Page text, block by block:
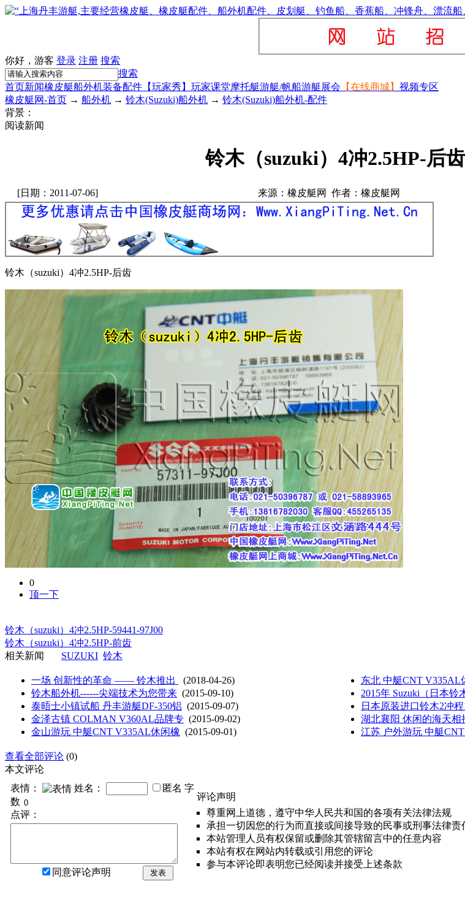
你好，游客 登录 注册 搜索
搜索
首页新闻橡皮艇船外机装备配件 【玩家秀】 玩家课堂摩托艇游艇/帆船游艇展会 【在线商城】 视频专区
橡皮艇网-首页 → 船外机 → 铃木(Suzuki)船外机 → 铃木(Suzuki)船外机-配件
背景：
阅读新闻
铃木（suzuki）4冲2.5HP-后齿
[日期：2011-07-06] 来源：橡皮艇网 作者：橡皮艇网
铃木（suzuki）4冲2.5HP-后齿
0
顶一下
铃木（suzuki）4冲2.5HP-59441-97J00
铃木（suzuki）4冲2.5HP-前齿
相关新闻
SUZUKI 铃木
一场 创新性的革命 —— 铃木推出
(2018-04-26)
铃木船外机------尖端技术为您带来 (2015-09-10)
泰晤士小镇试船 丹丰游艇DF-350铝 (2015-09-07)
金泽古镇 COLMAN V360AL品牌专 (2015-09-02)
金山游玩 中艇CNT V335AL休闲橡 (2015-09-01)
东北 中艇CNT V335AL
2015年 Suzuki（日本铃
日本原装进口铃木2冲
湖北襄阳 休闲的海天相
江苏 户外游玩 中艇
查看全部评论 (0)
本文评论
表情：
姓名： 匿名 字
数
点评：
同意评论声明 发表
评论声明
尊重网上道德，遵守中华人民共和国的各项有关法律法规
承担一切因您的行为而直接或间接导致的民事或刑事法律责
本站管理人员有权保留或删除其管辖留言中的任意内容
本站有权在网站内转载或引用您的评论
参与本评论即表明您已经阅读并接受上述条款